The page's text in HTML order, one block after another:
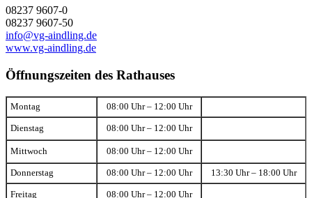
08237 9607-0
08237 9607-50
info@vg-aindling.de
www.vg-aindling.de
Öffnungszeiten des Rathauses
Montag 08:00 Uhr – 12:00 Uhr
Dienstag 08:00 Uhr – 12:00 Uhr
Mittwoch 08:00 Uhr – 12:00 Uhr
Donnerstag 08:00 Uhr – 12:00 Uhr 13:30 Uhr – 18:00 Uhr
Freitag 08:00 Uhr – 12:00 Uhr